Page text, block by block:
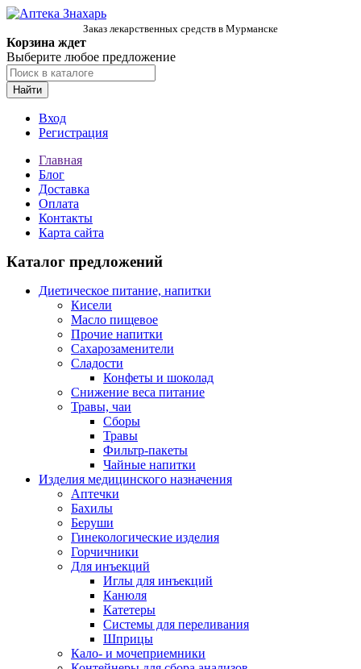
Заказ лекарственных средств в Мурманске
Корзина ждет
Выберите любое предложение
Найти
Вход
Регистрация
Главная
Блог
Доставка
Оплата
Контакты
Карта сайта
Каталог предложений
Диетическое питание, напитки
Кисели
Масло пищевое
Прочие напитки
Сахарозаменители
Сладости
Конфеты и шоколад
Снижение веса питание
Травы, чаи
Сборы
Травы
Фильтр-пакеты
Чайные напитки
Изделия медицинского назначения
Аптечки
Бахилы
Беруши
Гинекологические изделия
Горчичники
Для инъекций
Иглы для инъекций
Канюля
Катетеры
Системы для переливания
Шприцы
Кало- и мочеприемники